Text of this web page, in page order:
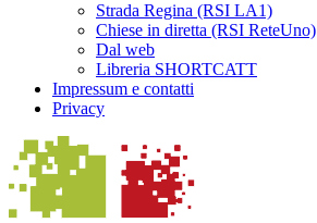
Strada Regina (RSI LA1)
Chiese in diretta (RSI ReteUno)
Dal web
Libreria SHORTCATT
Impressum e contatti
Privacy